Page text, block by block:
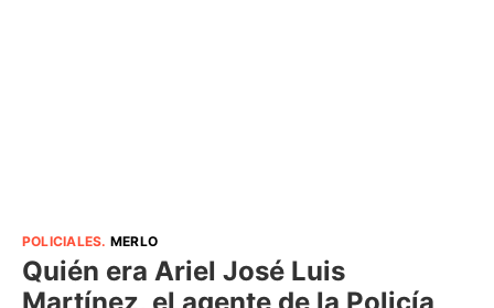
POLICIALES. MERLO
Quién era Ariel José Luis